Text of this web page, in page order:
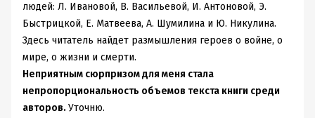
людей: Л. Ивановой, В. Васильевой, И. Антоновой, Э.
Быстрицкой, Е. Матвеева, А. Шумилина и Ю. Никулина.
Здесь читатель найдет размышления героев о войне, о
мире, о жизни и смерти.
Неприятным сюрпризом для меня стала
непропорциональность объемов текста книги среди
авторов. Уточню.